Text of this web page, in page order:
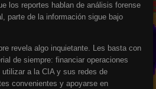
los reportes hablan de análisis forense
parte de la información sigue bajo
revela algo inquietante. Les basta con
de siempre: financiar operaciones
a la CIA y sus redes de
convenientes y apoyarse en